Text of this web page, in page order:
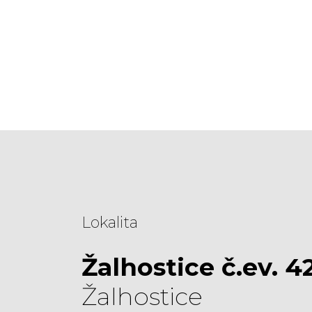
Lokalita
Žalhostice č.ev.
Žalhostice